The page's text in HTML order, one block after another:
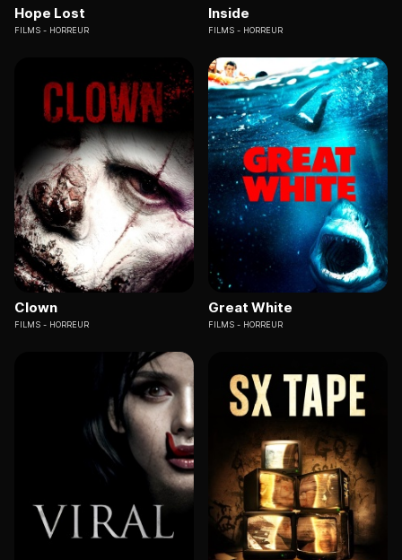
Hope Lost
FILMS HORREUR
Inside
FILMS HORREUR
Clown
FILMS HORREUR
Great White
FILMS HORREUR